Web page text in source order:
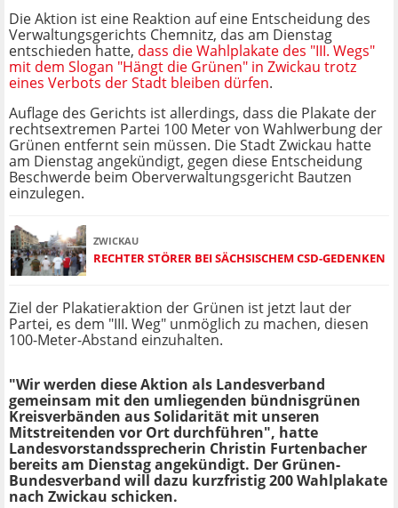
Die Aktion ist eine Reaktion auf eine Entscheidung des
Verwaltungsgerichts Chemnitz, das am Dienstag
entschieden hatte, dass die Wahlplakate des "III. Wegs"
mit dem Slogan "Hängt die Grünen" in Zwickau trotz
eines Verbots der Stadt bleiben dürfen.
Auflage des Gerichts ist allerdings, dass die Plakate der
rechtsextremen Partei 100 Meter von Wahlwerbung der
Grünen entfernt sein müssen. Die Stadt Zwickau hatte
am Dienstag angekündigt, gegen diese Entscheidung
Beschwerde beim Oberverwaltungsgericht Bautzen
einzulegen.
ZWICKAU
RECHTER STÖRER BEI SÄCHSISCHEM CSD-GEDENKEN
Ziel der Plakatieraktion der Grünen ist jetzt laut der
Partei, es dem "III. Weg" unmöglich zu machen, diesen
100-Meter-Abstand einzuhalten.
"Wir werden diese Aktion als Landesverband
gemeinsam mit den umliegenden bündnisgrünen
Kreisverbänden aus Solidarität mit unseren
Mitstreitenden vor Ort durchführen", hatte
Landesvorstandssprecherin Christin Furtenbacher
bereits am Dienstag angekündigt. Der Grünen-
Bundesverband will dazu kurzfristig 200 Wahlplakate
nach Zwickau schicken.